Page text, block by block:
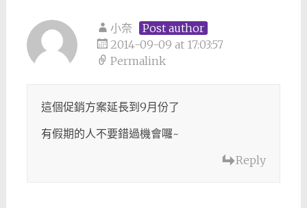
小奈
Post author
2014-09-09 at 17:03:57
Permalink
這個促銷方案延長到9月份了
有假期的人不要錯過機會囉~
Reply